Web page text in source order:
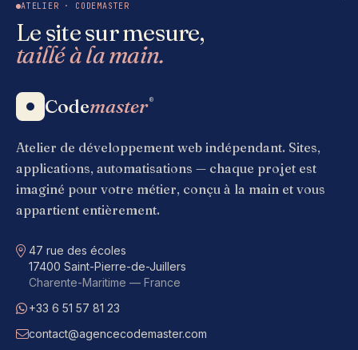
ATELIER · CODEMASTER
Le site sur mesure,
taillé à la main.
Codemaster®
Atelier de développement web indépendant. Sites,
applications, automatisations — chaque projet est
imaginé pour votre métier, conçu à la main et vous
appartient entièrement.
Adresse
47 rue des écoles
17400 Saint-Pierre-de-Juillers
Charente-Maritime — France
WhatsApp
+33 6 51 57 81 23
E-mailcontact@agencecodemaster.com